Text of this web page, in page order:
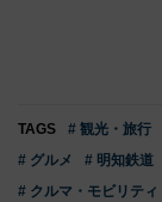
TAGS # 観光・旅行
# グルメ
# 明知鉄道
# クルマ・モビリティ